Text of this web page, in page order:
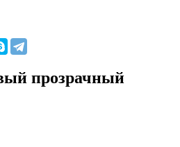
прозрачный